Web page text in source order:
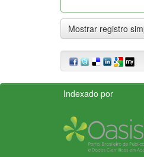
Mostrar registro
Indexado por